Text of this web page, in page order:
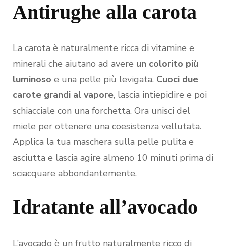
Antirughe alla carota
La carota è naturalmente ricca di vitamine e
minerali che aiutano ad avere un colorito più
luminoso e una pelle più levigata. Cuoci due
carote grandi al vapore, lascia intiepidire e poi
schiacciale con una forchetta. Ora unisci del
miele per ottenere una coesistenza vellutata.
Applica la tua maschera sulla pelle pulita e
asciutta e lascia agire almeno 10 minuti prima di
sciacquare abbondantemente.
Idratante all’avocado
L’avocado è un frutto naturalmente ricco di